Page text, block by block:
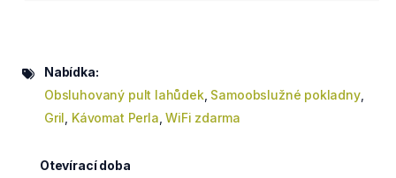
Nabídka:
Obsluhovaný pult lahůdek, Samoobslužné pokladny,
Gril Kávomat Perla ,WiFi zdarma
Otevírací doba